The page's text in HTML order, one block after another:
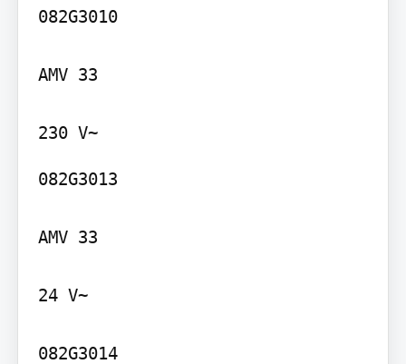
082G3010
AMV 33
230 V~
082G3013
AMV 33
24 V~
082G3014